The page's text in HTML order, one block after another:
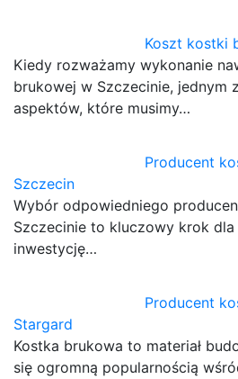
Koszt kostki
Kiedy rozważamy wykonanie
brukowej w Szczecinie, jednym
aspektów, które musimy…
Producent
Szczecin
Wybór odpowiedniego
Szczecinie to kluczowy krok
inwestycję…
Producent
Stargard
Kostka brukowa to materiał
się ogromną popularnością